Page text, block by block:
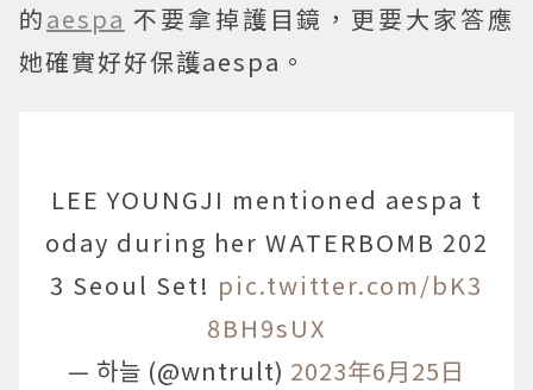
的aespa 不要拿掉護目鏡，更要大家答應
她確實好好保護aespa。
LEE YOUNGJI mentioned aespa t
oday during her WATERBOMB 202
3 Seoul Set! pic.twitter.com/bK3
8BH9sUX
— 하늘 (@wntrult) 2023年6月25日